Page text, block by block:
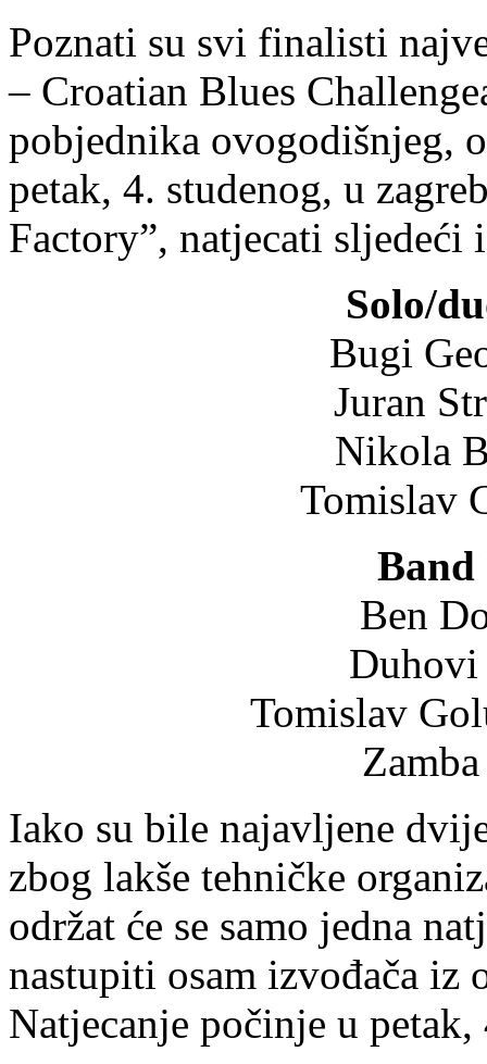
Poznati su svi finalisti
– Croatian Blues
pobjednika ovogodišnjeg,
petak, 4. studenog, u
Factory”, natjecati sljedeći
Solo/
Bugi
Juran
Nikola
Tomislav
Ben
Duhovi
Tomislav
Iako su bile najavljene
zbog lakše tehničke
održat će se samo jedna
nastupiti osam izvođača iz
Natjecanje počinje u